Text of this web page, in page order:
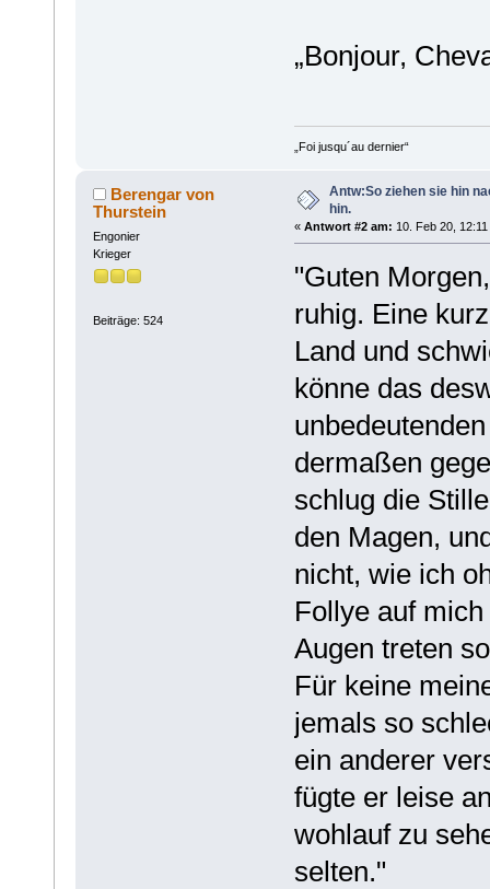
„Bonjour,
„Foi jusqu´au dernier“
Berengar von
Thurstein
Engonier
Krieger
Beiträge: 524
Antw:So ziehen sie hin
hin.
« Antwort #2 am: 10. Feb 20, 12:11
"Guten
ruhig. Eine
Land und
könne das
dermaßen
schlug die
den Magen,
nicht, wie ich
Follye auf
Augen treten
Für keine
jemals so
ein anderer
fügte er leise
wohlauf zu
selten."